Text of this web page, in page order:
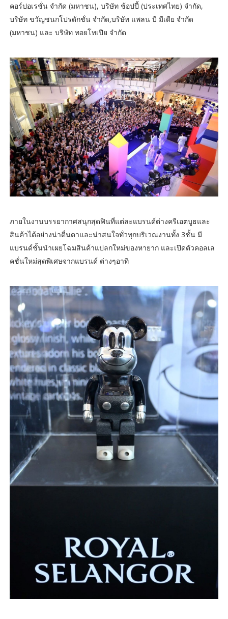
คอร์ปอเรชั่น จำกัด (มหาชน), บริษัท ช้อปปี้ (ประเทศไทย) จำกัด,
บริษัท ขวัญชนกโปรดักชั่น จำกัด,บริษัท แพลน บี มีเดีย จำกัด
(มหาชน) และ บริษัท ทอยโทเปีย จำกัด
ภายในงานบรรยากาศสนุกสุดฟินที่แต่ละแบรนด์ต่างครีเอตบูธและ
สินค้าได้อย่างน่าตื่นตาและน่าสนใจทั่วทุกบริเวณงานทั้ง 3ชั้น มี
แบรนด์ชั้นนำเผยโฉมสินค้าแปลกใหม่ของหายาก และเปิดตัวคอลเล
คชั่นใหม่สุดพิเศษจากแบรนด์ ต่างๆอาทิ